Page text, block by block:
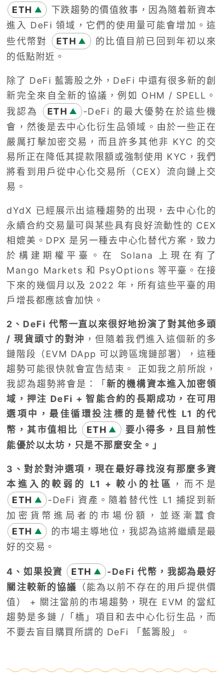
ETH ▲
下跌趨勢的價值敘事，因為隨着新資本
進入 DeFi 領域，它們的使用量可能會增加。這
些代幣對
ETH ▲
的比值目前已回到年初以來
的低點附近。
除了 DeFi 藍籌股之外，DeFi 中還有很多新的創
新完全來自全新的協議，例如 OHM / SPELL。
我認為
ETH ▲
-DeFi 的最大優勢在於這些機
會，然後是去中心化衍生品領域。由於一些正在
嚴厲打擊加密交易，而且許多其他非 KYC 的交
易所正在降低其提款限額或強制使用 KYC，我們
將看到用戶從中心化交易所（CEX）流向鏈上交
易。
dYdX 已經展示出這種趨勢的出現，去中心化的
永續合約交易量可與某些具有良好流動性的 CEX
相媲美。DPX 是另一種去中心化替代方案，致力
於構建期權平臺。在 Solana 上現在有了
Mango Markets 和 PsyOptions 等平臺。在接
下來的幾個月以及 2022 年，所有這些平臺的用
戶增長都應該會加快。
2、DeFi 代幣一直以來很好地扮演了對其他多頭
/ 現貨頭寸的對沖 ，但隨着我們進入這個新的多
鏈階段（EVM DApp 可以跨區塊鏈部署），這種
趨勢可能很快就會宣告結束。 正如我之前所說，
我認為趨勢將會是：「新的機構資本進入加密領
域，押注 DeFi + 智能合約的長期成功，在可用
選項中，最佳循環投注標的是替代性 L1 的代
幣，其市值相比
ETH ▲
要小得多，且目前性
能優於以太坊，只是不那麼安全。」
3、對於對沖選項，現在最好尋找沒有那麼多資
本進入的較弱的 L1 + 較小的社區 ，而不是
ETH ▲
-DeFi 資產。隨着替代性 L1 捕捉到新
加密貨幣進局者的市場份額，並逐漸蠶食
ETH ▲
的市場主導地位，我認為這將繼續是最
好的交易。
4、如果投資 ETH ▲
-DeFi 代幣，我認為最好
關注較新的協議 （能為以前不存在的用戶提供價
值） + 關注當前的市場趨勢，現在 EVM 的當紅
趨勢是多鏈 /「橋」項目和去中心化衍生品，而
不要去盲目購買所謂的 DeFi 「藍籌股」。